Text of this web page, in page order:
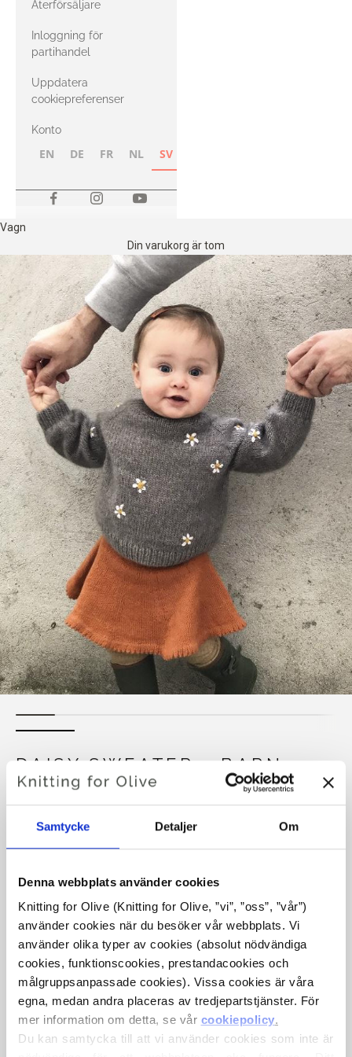
Samtycke Detaljer Om
Denna webbplats använder cookies
Knitting for Olive (Knitting for Olive, ”vi”, ”oss”, ”vår”)
använder cookies när du besöker vår webbplats. Vi
använder olika typer av cookies (absolut nödvändiga
cookies, funktionscookies, prestandacookies och
målgruppsanpassade cookies). Vissa cookies är våra
egna, medan andra placeras av tredjepartstjänster. För
mer information om detta, se vår cookiepolicy.
Du kan samtycka till att vi använder cookies som inte är
med Heavy
Merino
Återförsäljare
Inloggning för
partihandel
Uppdatera
cookiepreferenser
Konto
EN DE FR NL SV
Vagn
Din varukorg är tom
DAISY SWEATER - BARN
€6,60
SPRÅKET
Köp av garn?
JAG SKULLE VILJA KÖPA GARN TILL MÖNSTRET
12 MÅNADER 18 MÅNADER 2 ÅR